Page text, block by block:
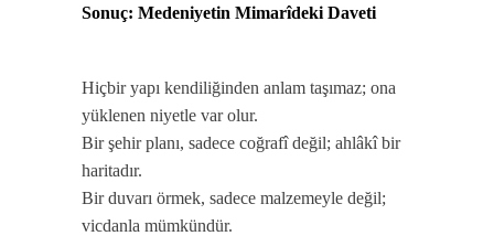
Sonuç: Medeniyetin Mimarîdeki Daveti
Hiçbir yapı kendiliğinden anlam taşımaz; ona
yüklenen niyetle var olur.
Bir şehir planı, sadece coğrafî değil; ahlâkî bir
haritadır.
Bir duvarı örmek, sadece malzemeyle değil;
vicdanla mümkündür.